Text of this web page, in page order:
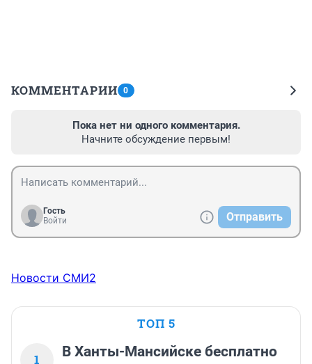
КОММЕНТАРИИ 0
Пока нет ни одного комментария.
Начните обсуждение первым!
Гость
Войти
Отправить
Новости СМИ2
ТОП 5
1
В Ханты-Мансийске бесплатно